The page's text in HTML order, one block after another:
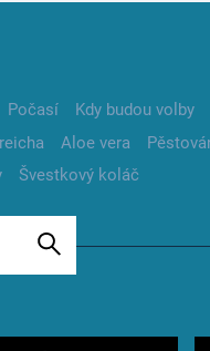
Počasí Kdy budou volby
Aloe vera
Švestkový koláč